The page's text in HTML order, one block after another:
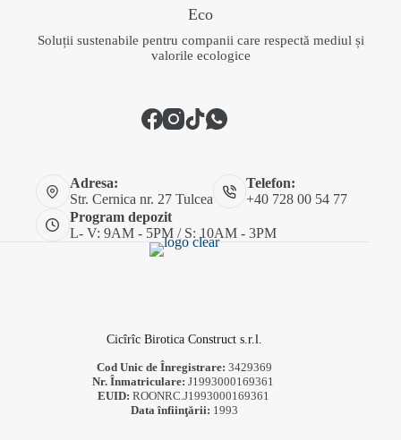
Eco
Soluții sustenabile pentru companii care respectă mediul și
valorile ecologice
Adresa:
Str. Cernica nr. 27 Tulcea
Telefon:
+40 728 00 54 77
Program depozit
L- V: 9AM - 5PM / S: 10AM - 3PM
Cicîrîc Birotica Construct s.r.l.
Cod Unic de Înregistrare:3429369
Nr. Înmatriculare: J1993000169361
EUID: ROONRC.J1993000169361
Data înfiinţării: 1993